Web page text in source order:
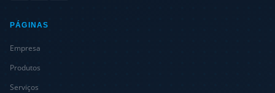
PÁGINAS
Empresa
Produtos
Serviços